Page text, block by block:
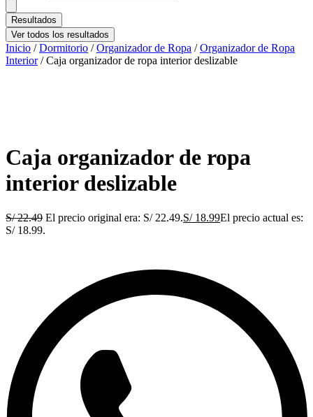
Resultados
Ver todos los resultados
Inicio /Dormitorio /Organizador de Ropa /Organizador de Ropa
Interior/ Caja organizador de ropa interior deslizable
Caja organizador de ropa
interior deslizable
S/22.49 El precio original era: S/ 22.49.S/18.99El precio actual es:
S/ 18.99.